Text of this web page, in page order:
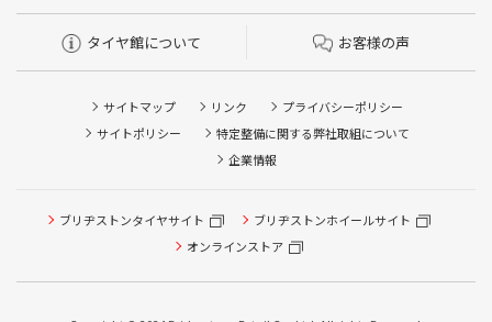
タイヤ館について お客様の声
サイトマップ リンク
プライバシーポリシー
サイトポリシー
特定整備に関する弊社取組について
企業情報
ブリヂストンタイヤサイト
ブリヂストンホイールサイト
オンラインストア
タイヤ点検・安全点検/タイヤ履き替え/オイル交換/その他
ピット作業の予約